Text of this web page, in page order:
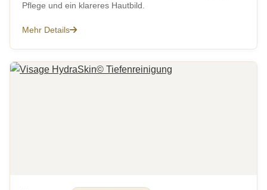
Pflege und ein klareres Hautbild.
Mehr Details